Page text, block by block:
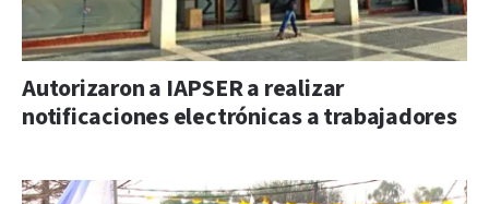
Autorizaron a IAPSER a realizar
notificaciones electrónicas a trabajadores